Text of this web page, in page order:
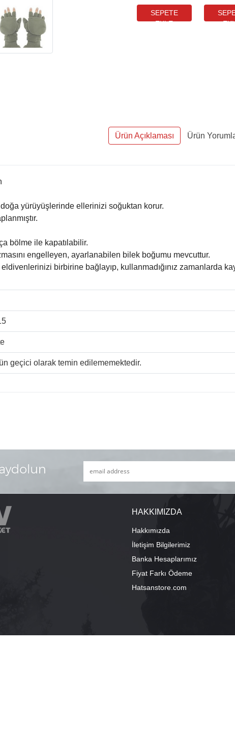
Ürün Açıklaması Ürün
yürüyüşlerinde ellerinizi soğuktan korur.
bölme ile kapatılabilir.
engelleyen, ayarlanabilen bilek boğumu mevcuttur.
birbirine bağlayıp, kullanmadığınız zamanlarda
geçici olarak temin edilememektedir.
HAKKIMIZDA
Hakkımızda
İletişim Bilgilerimiz
Banka Hesaplarımız
Fiyat Farkı Ödeme
Hatsanstore.com